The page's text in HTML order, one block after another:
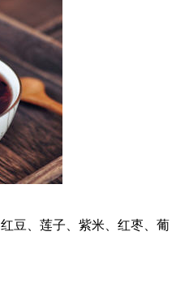
豆、莲子、紫米、红枣、葡